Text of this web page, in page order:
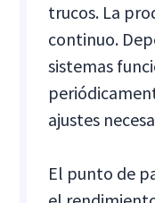
trucos. La
continuo.
sistemas
ajustes
El punto de